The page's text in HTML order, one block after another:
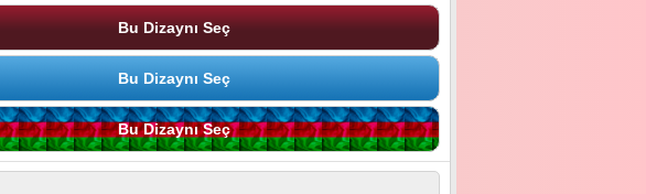
Bu Dizaynı Seç
Bu Dizaynı Seç
Bu Dizaynı Seç